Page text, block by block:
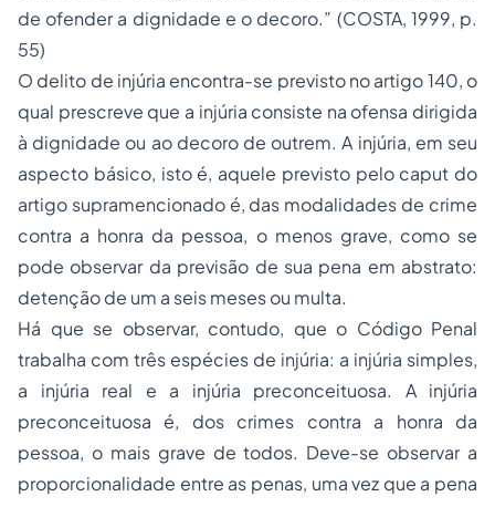
de ofender a dignidade e o decoro.” (COSTA, 1999, p.
55)
O delito de injúria encontra-se previsto no artigo 140, o
qual prescreve que a injúria consiste na ofensa dirigida
à dignidade ou ao decoro de outrem. A injúria, em seu
aspecto básico, isto é, aquele previsto pelo caput do
artigo supramencionado é, das modalidades de crime
contra a honra da pessoa, o menos grave, como se
pode observar da previsão de sua pena em abstrato:
detenção de um a seis meses ou multa.
Há que se observar, contudo, que o Código Penal
trabalha com três espécies de injúria: a injúria simples,
a injúria real e a injúria preconceituosa. A injúria
preconceituosa é, dos crimes contra a honra da
pessoa, o mais grave de todos. Deve-se observar a
proporcionalidade entre as penas, uma vez que a pena